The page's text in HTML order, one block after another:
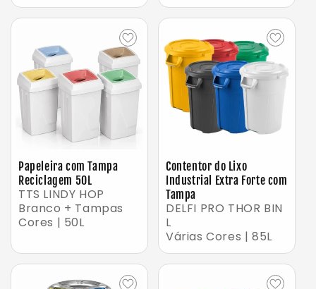
Papeleira com Tampa
Reciclagem 50L
TTS LINDY HOP
Branco + Tampas
Cores | 50L
Contentor do Lixo
Industrial Extra Forte com
Tampa
DELFI PRO THOR BIN
L
Várias Cores | 85L